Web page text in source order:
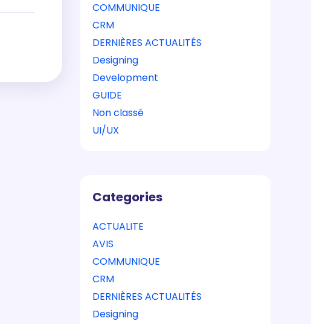
COMMUNIQUE
CRM
DERNIÈRES ACTUALITÉS
Designing
Development
GUIDE
Non classé
UI/UX
Categories
ACTUALITE
AVIS
COMMUNIQUE
CRM
DERNIÈRES ACTUALITÉS
Designing